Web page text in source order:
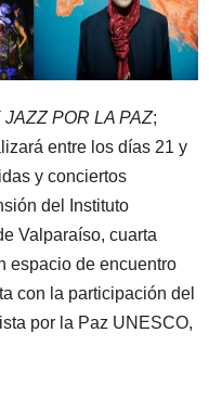
JAZZ POR LA PAZ;
entre los días 21 y
y conciertos
del Instituto
Valparaíso, cuarta
espacio de encuentro
con la participación del
por la Paz UNESCO,